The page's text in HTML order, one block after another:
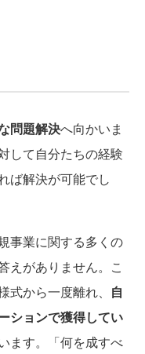
問題解決へ向かいま
して自分たちの経験
ば解決が可能でし
事業に関する多くの
えがありません。こ
から一度離れ、 自
ションで獲得してい
ます。「何を成すべ